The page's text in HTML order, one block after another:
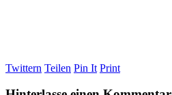
Twittern Teilen Pin It Print